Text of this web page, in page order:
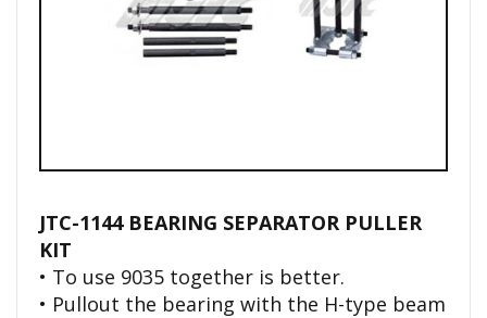
JTC-1144 BEARING SEPARATOR PULLER
KIT
• To use 9035 together is better.
• Pullout the bearing with the H-type beam